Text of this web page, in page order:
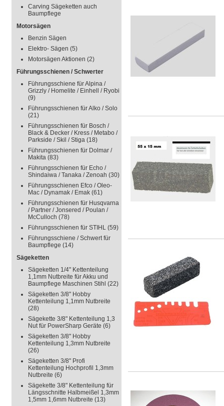
Carving Sägeketten auch
Baumpflege
Motorsägen
Benzin Sägen
Elektro- Sägen (5)
Motorsägen Aktionen (2)
Führungsschienen / Schwerter
Führungsschiene für Alpina /
Grizzly / Homelite / Einhell / Ryobi
(9)
Führungsschienen für Alko / Solo
(21)
Führungsschienen für Bosch /
Black & Decker / Kress / Metabo /
Parkside / Skil / Stiga (18)
Führungsschienen für Dolmar /
Makita (83)
Führungsschienen für Echo /
Shindaiwa / Tanaka / Zenoah (30)
Führungsschienen Efco / Oleo-
Mac / Dynamak / Emak (61)
Führungsschienen für Husqvarna
/ Partner / Jonsered / Poulan /
McCulloch (78)
Führungsschienen für STIHL (59)
Führungsschiene / Schwert für
Baumpflege (14)
Sägeketten
Sägeketten 1/4" Kettenteilung
1,1mm Nutbreite für Akku und
Baumpflege Maschinen Stihl (22)
Sägeketten 3/8" Hobby
Kettenteilung 1,1mm Nutbreite
(28)
Sägekette 3/8" Kettenteilung 1,3
Nut für PowerSharp Geräte (6)
Sägeketten 3/8" Hobby
Kettenteilung 1,3mm Nutbreite
(26)
Sägeketten 3/8" Profi
Kettenteilung Hochprofil 1,3mm
Nutbreite (6)
Sägekette 3/8" Kettenteilung für
Längsschnitte Halbmeißel 1,3mm
1,5mm 1,6mm Nutbreite (13)